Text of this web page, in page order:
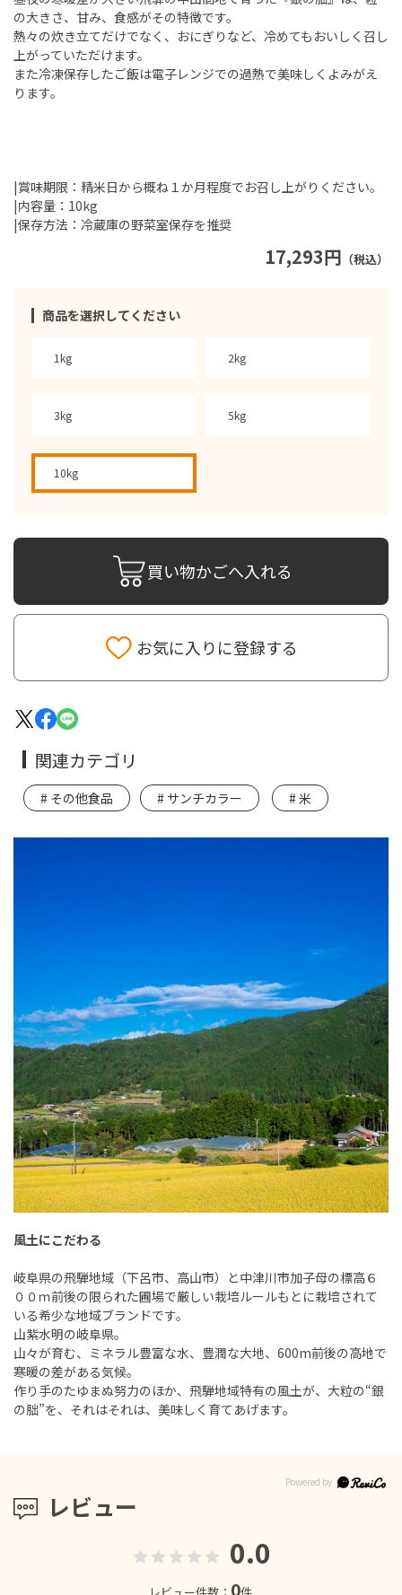
17,293円 （税込）
商品を選択してください
1kg 2kg
3kg 5kg
10kg
の大きさ、甘み、食感がその特徴です。
熱々の炊き立てだけでなく、おにぎりなど、冷めてもおいしく召し
上がっていただけます。
また冷凍保存したご飯は電子レンジでの過熱で美味しくよみがえ
ります。
|賞味期限：精米日から概ね１か月程度でお召し上がりください。
|内容量：10kg
|保存方法：冷蔵庫の野菜室保存を推奨
買い物かごへ入れる
お気に入りに登録する
風土にこだわる
岐阜県の飛騨地域（下呂市、高山市）と中津川市加子母の標高６
００ｍ前後の限られた圃場で厳しい栽培ルールもとに栽培されて
いる希少な地域ブランドです。
山紫水明の岐阜県。
山々が育む、ミネラル豊富な水、豊潤な大地、600m前後の高地で
寒暖の差がある気候。
作り手のたゆまぬ努力のほか、飛騨地域特有の風土が、大粒の“銀
の朏”を、それはそれは、美味しく育てあげます。
レビュー
0.0
レビュー件数： 0件
関連カテゴリ
その他食品 サンチカラー 米